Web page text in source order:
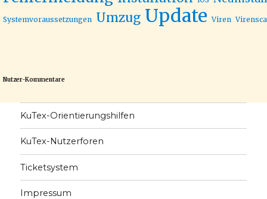
Systemvoraussetzungen Umzug Update Viren
Nutzer-Kommentare
KuTex-Orientierungshilfen
KuTex-Nutzerforen
Ticketsystem
Impressum